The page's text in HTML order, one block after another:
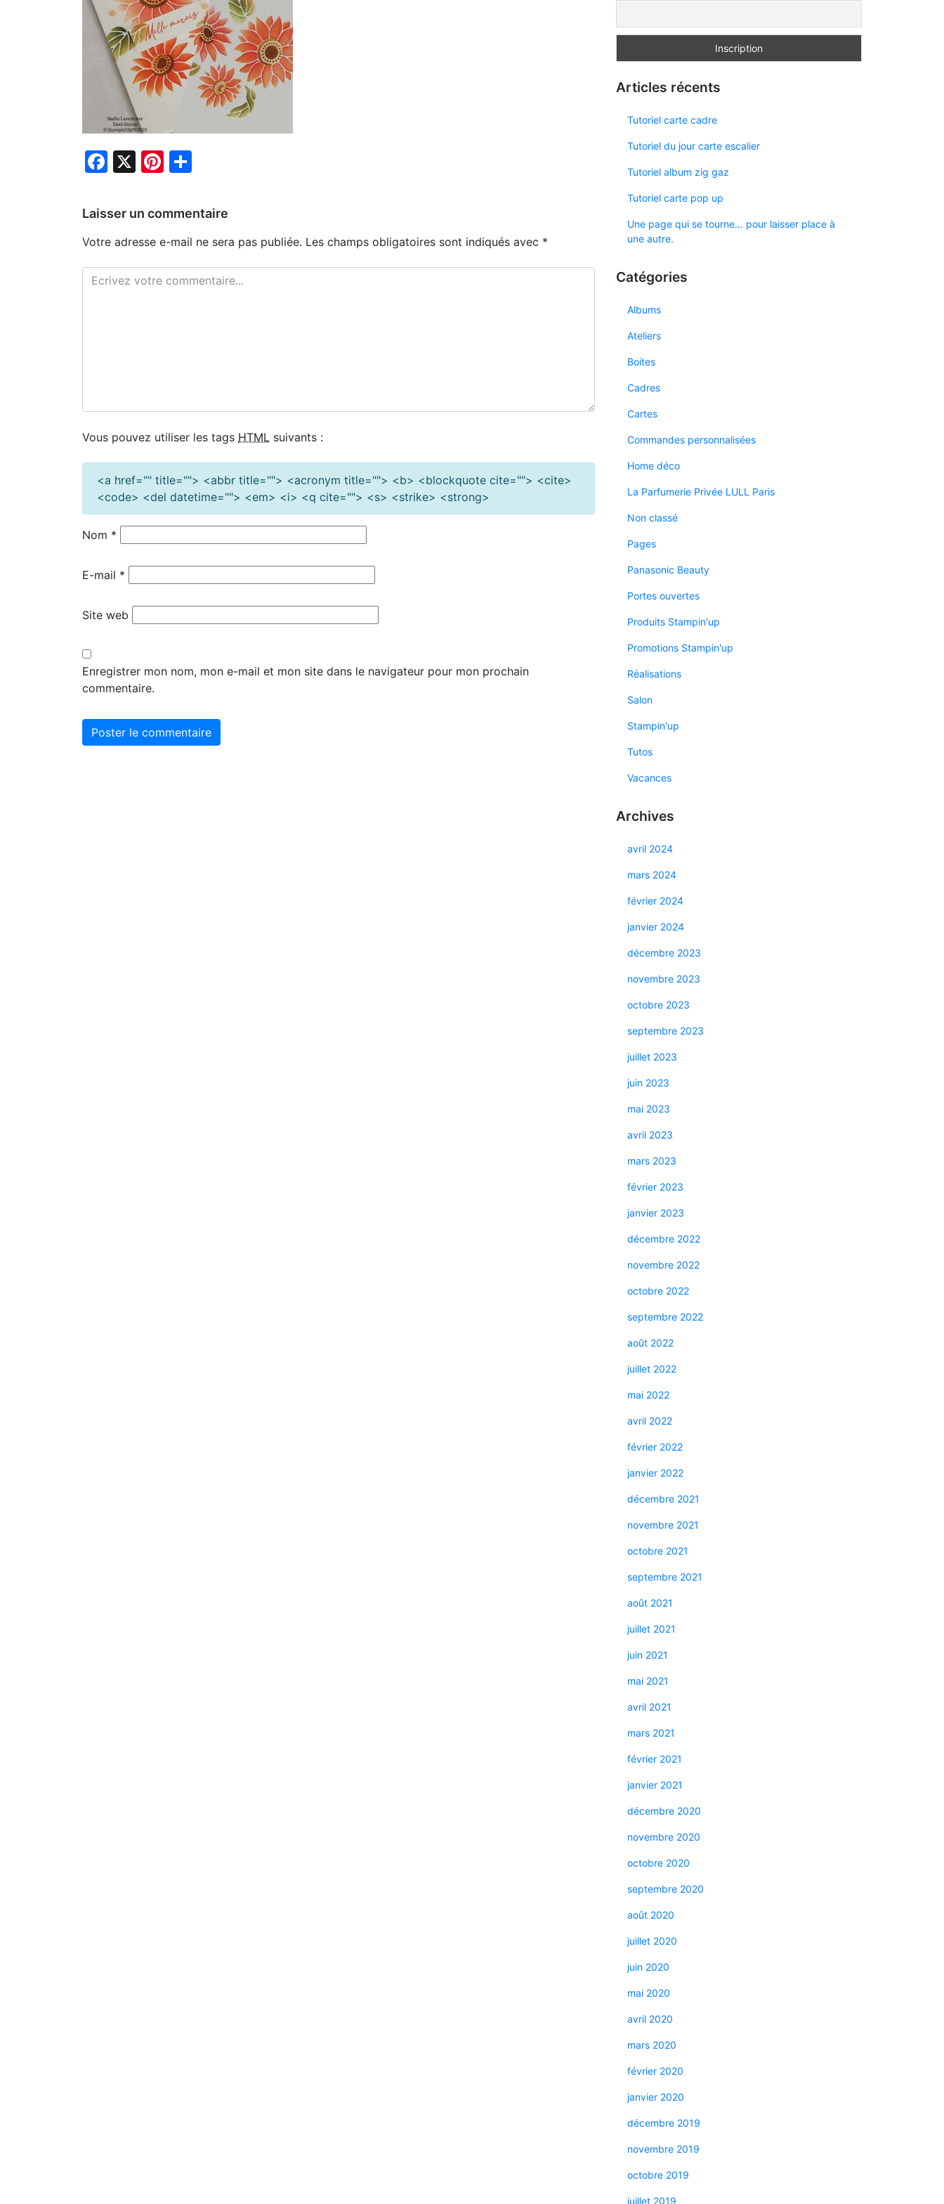
Facebook
X Pinterest
Laisser un commentaire
Votre adresse e-mail ne sera pas publiée. Les champs obligatoires sont indiqués avec *
Vous pouvez utiliser les tags HTML suivants :
<a href="" title=""> <abbr title=""> <acronym title=""> <b> <blockquote cite=""> <cite>
<code> <del datetime=""> <em> <i> <q cite=""> <s> <strike> <strong>
Nom *
E-mail *
Site web
Enregistrer mon nom, mon e-mail et mon site dans le navigateur pour mon prochain
commentaire.
Articles récents
Tutoriel carte cadre
Tutoriel du jour carte escalier
Tutoriel album zig gaz
Tutoriel carte pop up
Une page qui se tourne… pour laisser place à
une autre.
Catégories
Albums
Ateliers
Boites
Cadres
Cartes
Commandes personnalisées
Home déco
La Parfumerie Privée LULL Paris
Non classé
Pages
Panasonic Beauty
Portes ouvertes
Produits Stampin'up
Promotions Stampin'up
Réalisations
Salon
Stampin'up
Tutos
Vacances
Archives
avril 2024
mars 2024
février 2024
janvier 2024
décembre 2023
novembre 2023
octobre 2023
septembre 2023
juillet 2023
juin 2023
mai 2023
avril 2023
mars 2023
février 2023
janvier 2023
décembre 2022
novembre 2022
octobre 2022
septembre 2022
août 2022
juillet 2022
mai 2022
avril 2022
février 2022
janvier 2022
décembre 2021
novembre 2021
octobre 2021
septembre 2021
août 2021
juillet 2021
juin 2021
mai 2021
avril 2021
mars 2021
février 2021
janvier 2021
décembre 2020
novembre 2020
octobre 2020
septembre 2020
août 2020
juillet 2020
juin 2020
mai 2020
avril 2020
mars 2020
février 2020
janvier 2020
décembre 2019
novembre 2019
octobre 2019
juillet 2019